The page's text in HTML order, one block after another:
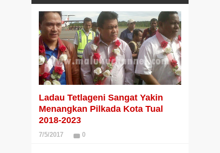
Ladau Tetlageni Sangat Yakin
Menangkan Pilkada Kota Tual
2018-2023
7/5/2017 0